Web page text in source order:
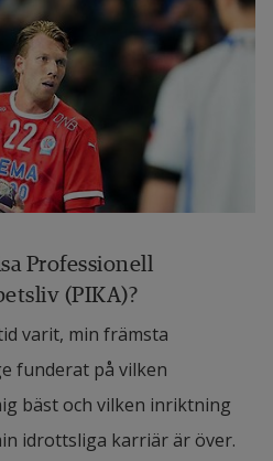
Professionell
(PIKA)?
varit, min främsta
funderat på vilken
bäst och vilken inriktning
idrottsliga karriär är över.
Insidan
Länk till